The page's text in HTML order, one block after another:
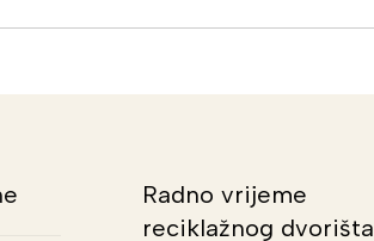
Radno vrijeme
reciklažnog dvorišta